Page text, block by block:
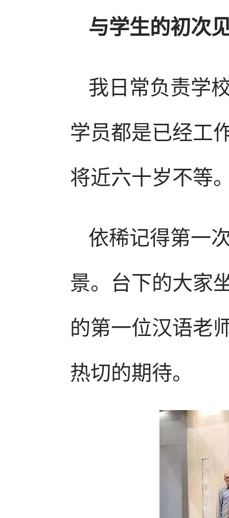
与学生的初次
我日常负责学
学员都是已经工
将近六十岁不等
依稀记得第一
景。台下的大家
的第一位汉语老
热切的期待。